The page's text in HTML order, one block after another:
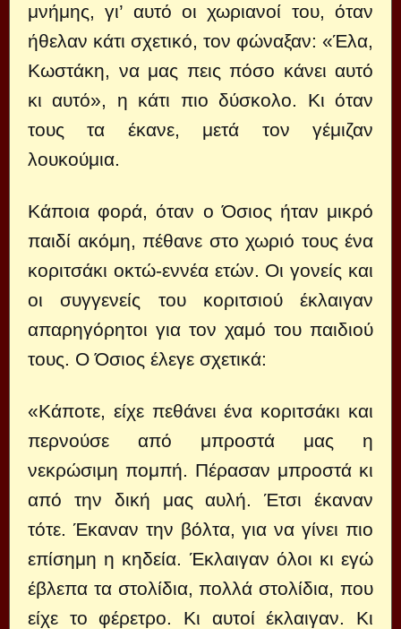
μνήμης, γι’ αυτό οι χωριανοί του, όταν
ήθελαν κάτι σχετικό, τον φώναξαν: «Έλα,
Κωστάκη, να μας πεις πόσο κάνει αυτό
κι αυτό», η κάτι πιο δύσκολο. Κι όταν
τους τα έκανε, μετά τον γέμιζαν
λουκούμια.
Κάποια φορά, όταν ο Όσιος ήταν μικρό
παιδί ακόμη, πέθανε στο χωριό τους ένα
κοριτσάκι οκτώ-εννέα ετών. Οι γονείς και
οι συγγενείς του κοριτσιού έκλαιγαν
απαρηγόρητοι για τον χαμό του παιδιού
τους. Ο Όσιος έλεγε σχετικά:
«Κάποτε, είχε πεθάνει ένα κοριτσάκι και
περνούσε από μπροστά μας η
νεκρώσιμη πομπή. Πέρασαν μπροστά κι
από την δική μας αυλή. Έτσι έκαναν
τότε. Έκαναν την βόλτα, για να γίνει πιο
επίσημη η κηδεία. Έκλαιγαν όλοι κι εγώ
έβλεπα τα στολίδια, πολλά στολίδια, που
είχε το φέρετρο. Κι αυτοί έκλαιγαν. Κι